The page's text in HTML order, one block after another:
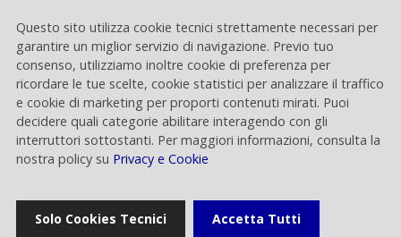
Cookie settings
Privacy e Cookie
Contacts
Rai Way S.p.A.
Questo sito utilizza cookie tecnici strettamente necessari per
garantire un miglior servizio di navigazione. Previo tuo
consenso, utilizziamo inoltre cookie di preferenza per
ricordare le tue scelte, cookie statistici per analizzare il traffico
e cookie di marketing per proporti contenuti mirati. Puoi
decidere quali categorie abilitare interagendo con gli
interruttori sottostanti. Per maggiori informazioni, consulta la
nostra policy su Privacy e Cookie
Solo Cookies Tecnici Accetta Tutti